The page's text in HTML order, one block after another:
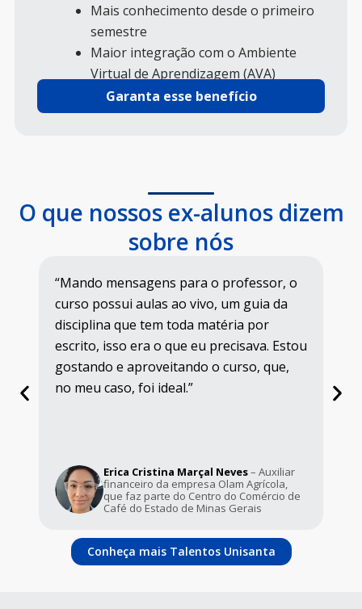
Mais conhecimento desde o primeiro
semestre
Maior integração com o Ambiente
Virtual de Aprendizagem (AVA)
Garanta esse benefício
O que nossos ex-alunos dizem
sobre nós
“Mando mensagens para o professor, o
curso possui aulas ao vivo, um guia da
disciplina que tem toda matéria por
escrito, isso era o que eu precisava. Estou
gostando e aproveitando o curso, que,
no meu caso, foi ideal.”
Erica Cristina Marçal Neves– Auxiliar
financeiro da empresa Olam Agrícola,
que faz parte do Centro do Comércio de
Café do Estado de Minas Gerais
Conheça mais Talentos Unisanta